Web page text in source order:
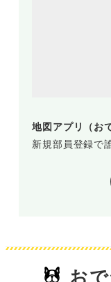
地図アプリ（お
新規部員登録で
お